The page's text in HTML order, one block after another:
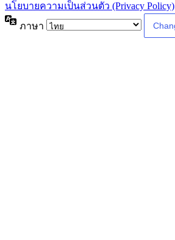
นโยบายความเป็นส่วนตัว (Privacy Policy)
ภาษา